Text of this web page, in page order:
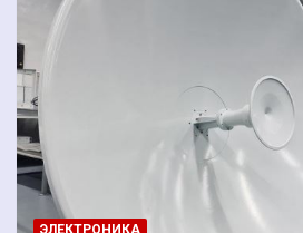
ЭЛЕКТРОНИКА